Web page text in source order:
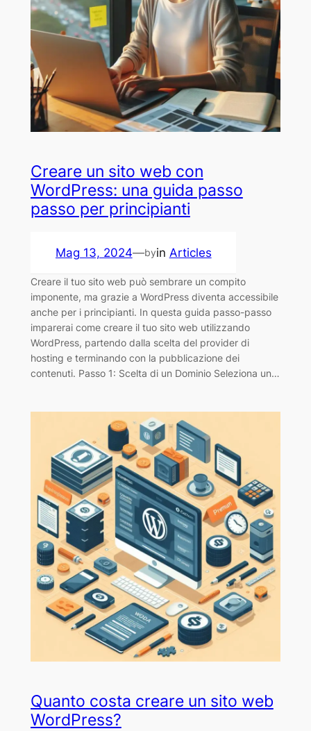
Creare un sito web con
WordPress: una guida passo
passo per principianti
Mag 13, 2024—byin Articles
Creare il tuo sito web può sembrare un compito
imponente, ma grazie a WordPress diventa accessibile
anche per i principianti. In questa guida passo-passo
imparerai come creare il tuo sito web utilizzando
WordPress, partendo dalla scelta del provider di
hosting e terminando con la pubblicazione dei
contenuti. Passo 1: Scelta di un Dominio Seleziona un…
Quanto costa creare un sito web
WordPress?